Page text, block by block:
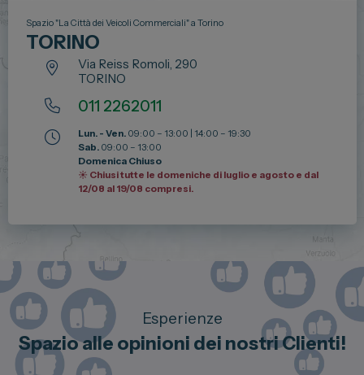
Spazio "La Città dei Veicoli Commerciali" a Torino
TORINO
Via Reiss Romoli, 290
TORINO
011 2262011
Lun. - Ven. 09:00 – 13:00 | 14:00 – 19:30
Sab. 09:00 – 13:00
Domenica Chiuso
☀️ Chiusi tutte le domeniche di luglio e agosto e dal
12/08 al 19/08 compresi.
Esperienze
Spazio alle opinioni dei nostri Clienti!